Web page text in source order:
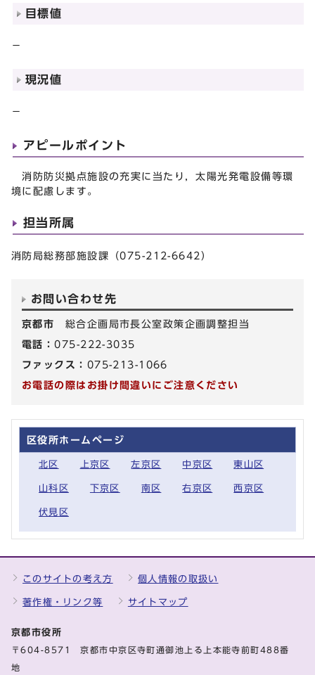
目標値
－
現況値
－
アピールポイント
消防防災拠点施設の充実に当たり，太陽光発電設備等環
境に配慮します。
担当所属
消防局総務部施設課（075-212-6642）
お問い合わせ先
京都市 総合企画局市長公室政策企画調整担当
電話：075-222-3035
ファックス： 075-213-1066
お電話の際はお掛け間違いにご注意ください
区役所ホームページ
北区 上京区 左京区 中京区 東山区
山科区 下京区 南区 右京区 西京区
伏見区
このサイトの考え方 個人情報の取扱い
著作権・リンク等 サイトマップ
京都市役所
〒604-8571 京都市中京区寺町通御池上る上本能寺前町488番
地